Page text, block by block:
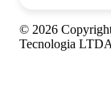
© 2026
Tecnologia